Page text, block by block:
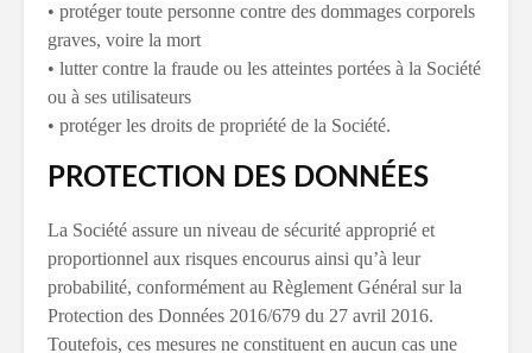
• protéger toute personne contre des dommages corporels
graves, voire la mort
• lutter contre la fraude ou les atteintes portées à la Société
ou à ses utilisateurs
• protéger les droits de propriété de la Société.
PROTECTION DES DONNÉES
La Société assure un niveau de sécurité approprié et
proportionnel aux risques encourus ainsi qu’à leur
probabilité, conformément au Règlement Général sur la
Protection des Données 2016/679 du 27 avril 2016.
Toutefois, ces mesures ne constituent en aucun cas une